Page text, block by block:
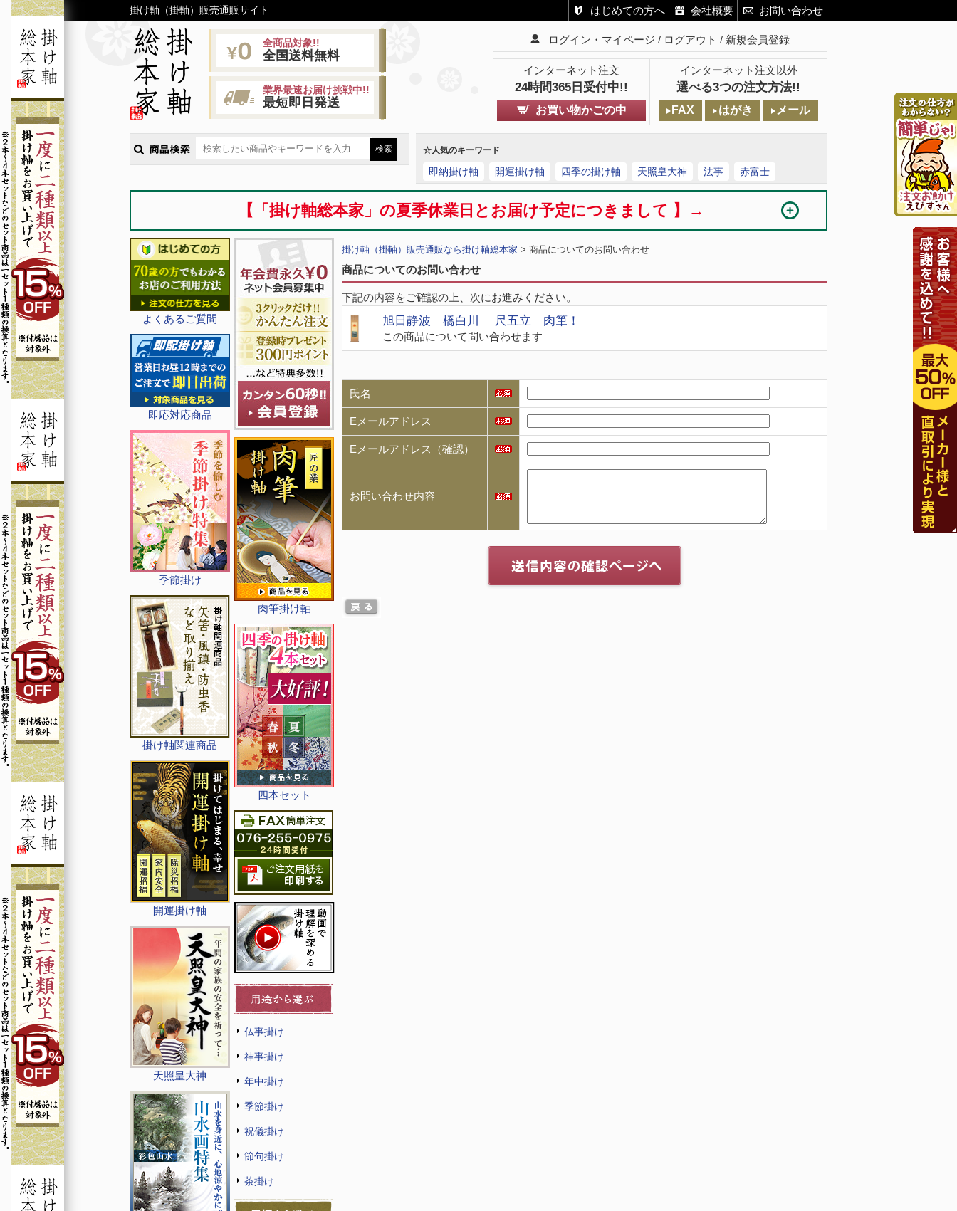
掛け軸（掛軸）販売通販サイト はじめての方へ 会社概要 お問い合わせ
全商品対象!!
全国送料無料
業界最速お届け挑戦中!!
最短即日発送
ログイン・マイページ ログアウト 新規会員登録
インターネット注文
24時間365日受付中!!
インターネット注文以外
選べる3つの注文方法!!
お買い物かごの中 FAX はがき メール
☆人気のキーワード
即納掛け軸 開運掛け軸 四季の掛け軸 天照皇大神 法事 赤富士
【「掛け軸総本家」の夏季休業日とお届け予定につきまして 】→
よくあるご質問
即応対応商品
季節掛け
掛け軸関連商品
開運掛け軸
天照皇大神
肉筆掛け軸
四本セット
仏事掛け
神事掛け
年中掛け
季節掛け
祝儀掛け
節句掛け
茶掛け
掛け軸（掛軸）販売通販なら掛け軸総本家 > 商品についてのお問い合わせ
商品についてのお問い合わせ
下記の内容をご確認の上、次にお進みください。
旭日静波 橋白川 尺五立 肉筆！
この商品について問い合わせます
氏名
Eメールアドレス
Eメールアドレス（確認）
お問い合わせ内容